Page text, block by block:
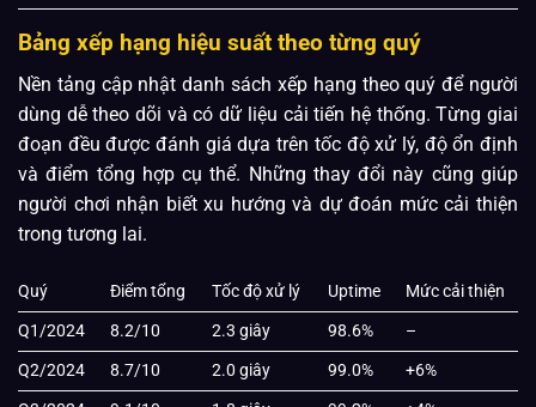
Bảng xếp hạng hiệu suất theo từng quý
Nền tảng cập nhật danh sách xếp hạng theo quý để người
dùng dễ theo dõi và có dữ liệu cải tiến hệ thống. Từng giai
đoạn đều được đánh giá dựa trên tốc độ xử lý, độ ổn định
và điểm tổng hợp cụ thể. Những thay đổi này cũng giúp
người chơi nhận biết xu hướng và dự đoán mức cải thiện
trong tương lai.
Quý Điểm tổng Tốc độ xử lý Uptime
Mức cải thiện
Q1/2024
8.2/10 2.3 giây 98.6%
–
Q2/2024
8.7/10 2.0 giây 99.0%
+6%